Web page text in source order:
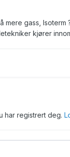
mere gass, Isoterm
kjører
har registrert deg.